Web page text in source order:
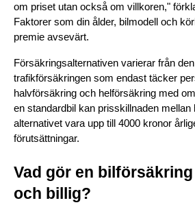
om priset utan också om villkoren,"
Faktorer som din ålder, bilmodell och
premie avsevärt.
Försäkringsalternativen varierar från
trafikförsäkringen som endast täcker
halvförsäkring och helförsäkring med
en standardbil kan prisskillnaden
alternativet vara upp till 4000 kronor
förutsättningar.
Vad gör en
och billig?